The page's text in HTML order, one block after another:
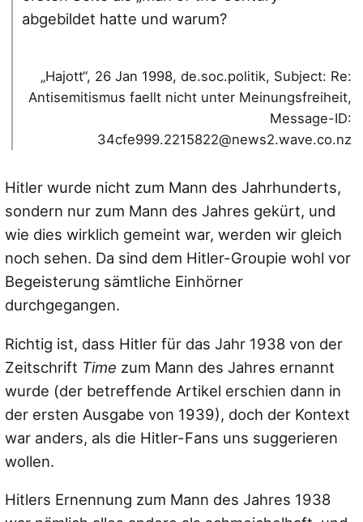
abgebildet hatte und warum?
„Hajott“, 26 Jan 1998, de.soc.politik, Subject: Re:
Antisemitismus faellt nicht unter Meinungsfreiheit,
Message-ID:
34cfe999.2215822@news2.wave.co.nz
Hitler wurde nicht zum Mann des Jahrhunderts,
sondern nur zum Mann des Jahres gekürt, und
wie dies wirklich gemeint war, werden wir gleich
noch sehen. Da sind dem Hitler-Groupie wohl vor
Begeisterung sämtliche Einhörner
durchgegangen.
Richtig ist, dass Hitler für das Jahr 1938 von der
Zeitschrift Time zum Mann des Jahres ernannt
wurde (der betreffende Artikel erschien dann in
der ersten Ausgabe von 1939), doch der Kontext
war anders, als die Hitler-Fans uns suggerieren
wollen.
Hitlers Ernennung zum Mann des Jahres 1938